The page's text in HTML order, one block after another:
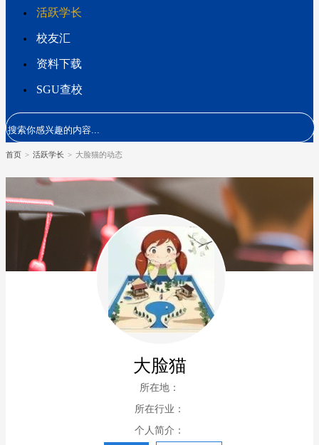
活跃学长
校友汇
资料下载
SGU查校
首页 > 活跃学长 > 大脸猫的动态
大脸猫
所在地：
所在行业：
个人简介：